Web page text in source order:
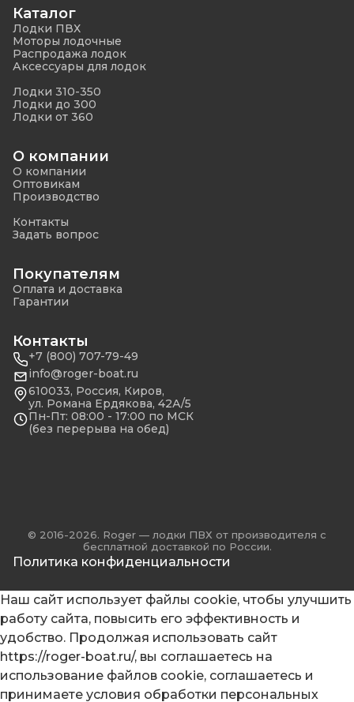
Каталог
Лодки ПВХ
Моторы лодочные
Распродажа лодок
Аксессуары для лодок
Лодки 310-350
Лодки до 300
Лодки от 360
О компании
О компании
Оптовикам
Производство
Контакты
Задать вопрос
Покупателям
Оплата и доставка
Гарантии
Контакты
+7 (800) 707-79-49
info@roger-boat.ru
610033, Россия, Киров,
ул. Романа Ердякова, 42А/5
Пн-Пт: 08:00 - 17:00 по МСК
(без перерыва на обед)
© 2016-2026. Roger — лодки ПВХ от производителя с
бесплатной доставкой по России.
Политика конфиденциальности
Наш сайт использует файлы cookie, чтобы улучшить
работу сайта, повысить его эффективность и
удобство. Продолжая использовать сайт
https://roger-boat.ru/, вы соглашаетесь на
использование файлов cookie, соглашаетесь и
принимаете условия обработки персональных